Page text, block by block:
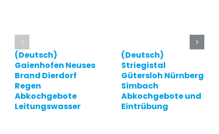
(Deutsch)
Gaienhofen Neuses
Brand Dierdorf
Regen
Abkochgebote
Leitungswasser
(Deutsch)
Striegistal
Gütersloh Nürnberg
Simbach
Abkochgebote und
Eintrübung